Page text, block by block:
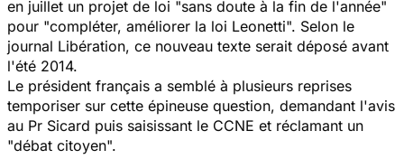
en juillet un projet de loi "sans doute à la fin de l'année"
pour "compléter, améliorer la loi Leonetti". Selon le
journal Libération, ce nouveau texte serait déposé avant
l'été 2014.
Le président français a semblé à plusieurs reprises
temporiser sur cette épineuse question, demandant l'avis
au Pr Sicard puis saisissant le CCNE et réclamant un
"débat citoyen".